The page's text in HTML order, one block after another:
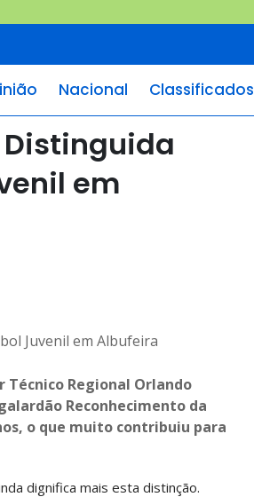
Nacional Classificados
em
Técnico Regional Orlando
Reconhecimento da
o que muito contribuiu para
dignifica mais esta distinção.